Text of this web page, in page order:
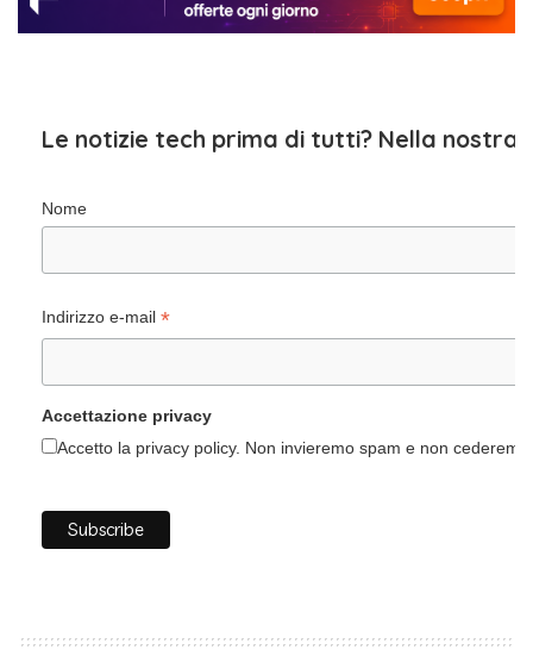
Le notizie tech prima di tutti? Nella nostra
Nome
Indirizzo e-mail *
Accettazione privacy
Accetto la privacy policy. Non invieremo spam e non